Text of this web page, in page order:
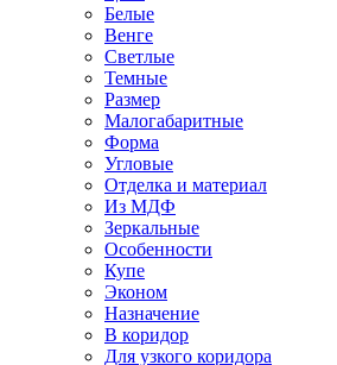
Белые
Венге
Светлые
Темные
Размер
Малогабаритные
Форма
Угловые
Отделка и материал
Из МДФ
Зеркальные
Особенности
Купе
Эконом
Назначение
В коридор
Для узкого коридора